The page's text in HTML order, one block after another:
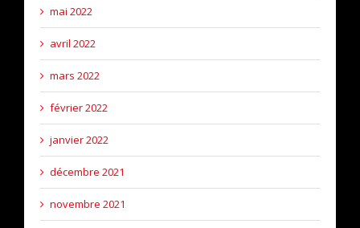
mai 2022
avril 2022
mars 2022
février 2022
janvier 2022
décembre 2021
novembre 2021